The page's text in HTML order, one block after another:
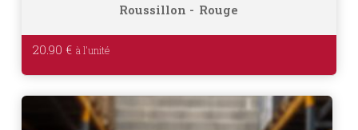
Roussillon Rouge
20.90 €